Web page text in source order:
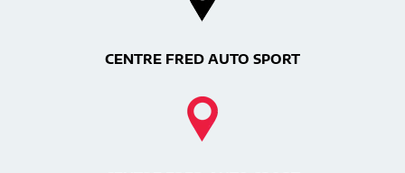
CENTRE FRED AUTO SPORT